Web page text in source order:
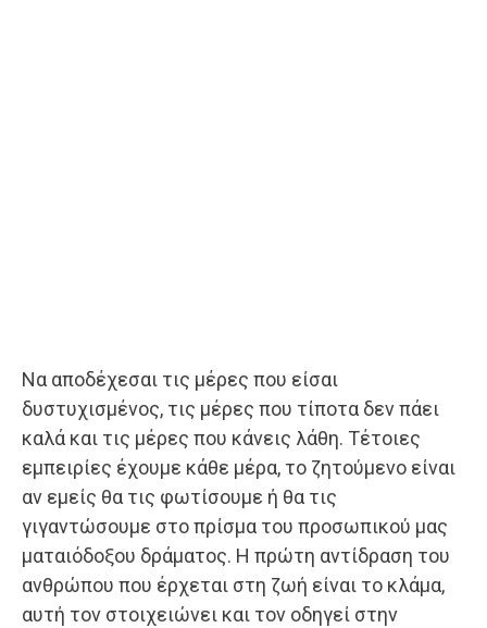
Να αποδέχεσαι τις μέρες που είσαι
δυστυχισμένος, τις μέρες που τίποτα δεν πάει
καλά και τις μέρες που κάνεις λάθη. Τέτοιες
εμπειρίες έχουμε κάθε μέρα, το ζητούμενο είναι
αν εμείς θα τις φωτίσουμε ή θα τις
γιγαντώσουμε στο πρίσμα του προσωπικού μας
ματαιόδοξου δράματος. Η πρώτη αντίδραση του
ανθρώπου που έρχεται στη ζωή είναι το κλάμα,
αυτή τον στοιχειώνει και τον οδηγεί στην